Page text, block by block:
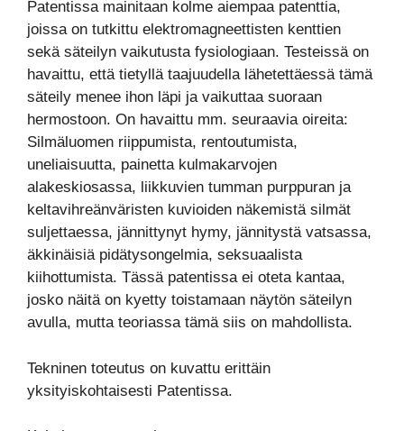
Patentissa mainitaan kolme aiempaa patenttia,
joissa on tutkittu elektromagneettisten kenttien
sekä säteilyn vaikutusta fysiologiaan. Testeissä on
havaittu, että tietyllä taajuudella lähetettäessä tämä
säteily menee ihon läpi ja vaikuttaa suoraan
hermostoon. On havaittu mm. seuraavia oireita:
Silmäluomen riippumista, rentoutumista,
uneliaisuutta, painetta kulmakarvojen
alakeskiosassa, liikkuvien tumman purppuran ja
keltavihreänväristen kuvioiden näkemistä silmät
suljettaessa, jännittynyt hymy, jännitystä vatsassa,
äkkinäisiä pidätysongelmia, seksuaalista
kiihottumista. Tässä patentissa ei oteta kantaa,
josko näitä on kyetty toistamaan näytön säteilyn
avulla, mutta teoriassa tämä siis on mahdollista.
Tekninen toteutus on kuvattu erittäin
yksityiskohtaisesti Patentissa.